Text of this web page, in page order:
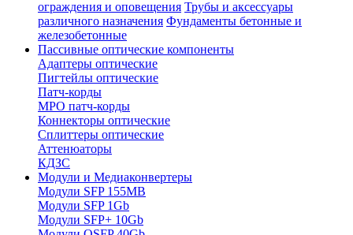
ограждения и оповещения Трубы и аксессуары
различного назначения Фундаменты бетонные и
железобетонные
Пассивные оптические компоненты
Адаптеры оптические
Пигтейлы оптические
Патч-корды
MPO патч-корды
Коннекторы оптические
Сплиттеры оптические
Аттенюаторы
КДЗС
Модули и Медиаконвертеры
Модули SFP 155MB
Модули SFP 1Gb
Модули SFP+ 10Gb